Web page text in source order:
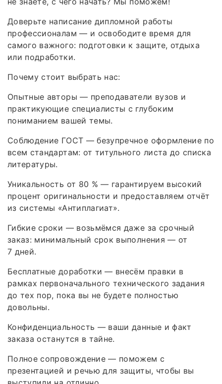
Доверьте написание дипломной работы
профессионалам — и освободите время для
самого важного: подготовки к защите, отдыха
или подработки.
Почему стоит выбрать нас:
Опытные авторы — преподаватели вузов и
практикующие специалисты с глубоким
пониманием вашей темы.
Соблюдение ГОСТ — безупречное оформление по
всем стандартам: от титульного листа до списка
литературы.
Уникальность от 80 % — гарантируем высокий
процент оригинальности и предоставляем отчёт
из системы «Антиплагиат».
Гибкие сроки — возьмёмся даже за срочный
заказ: минимальный срок выполнения — от
7 дней.
Бесплатные доработки — внесём правки в
рамках первоначального технического задания
до тех пор, пока вы не будете полностью
довольны.
Конфиденциальность — ваши данные и факт
заказа останутся в тайне.
Полное сопровождение — поможем с
презентацией и речью для защиты, чтобы вы